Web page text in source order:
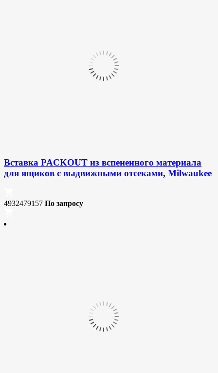
Вставка PACKOUT из вспененного материала
для ящиков с выдвижными отсеками, Milwaukee
4932479157 По запросу